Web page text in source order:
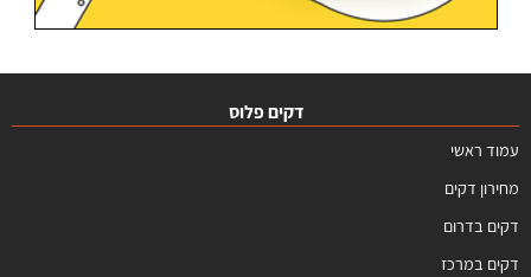
דקים פלוס
עמוד ראשי
מחירון דקים
דקים בדרום
דקים במרכז